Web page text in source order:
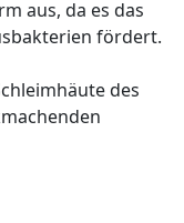
aus, da es das
fördert.
des